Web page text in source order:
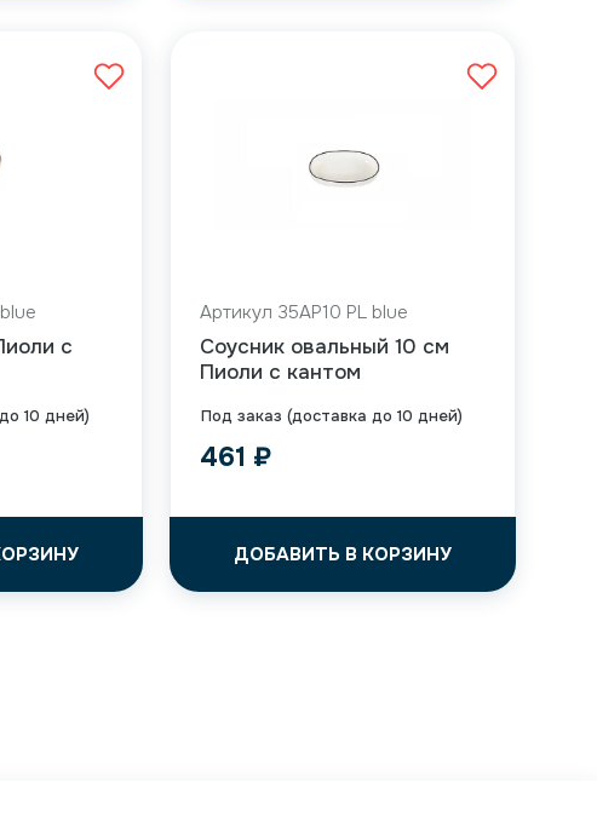
10 дней)
с
Под заказ (доставка до 10 дней)
Артикул 35AP10 PL blue
Соусник овальный 10 см
Пиоли с кантом
461 ₽
ДОБАВИТЬ В КОРЗИНУ